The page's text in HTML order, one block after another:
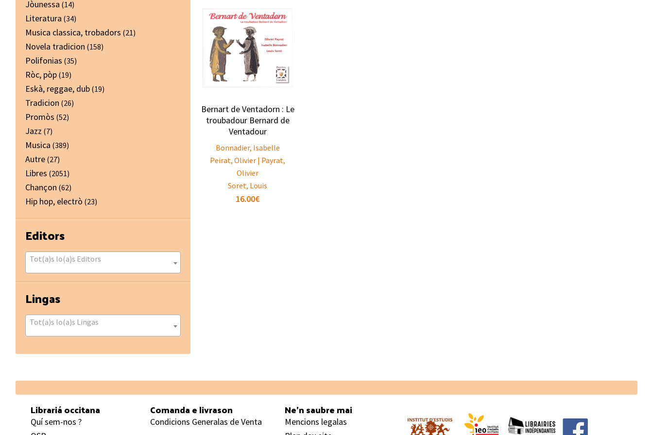
Bernart de Ventadorn : Le
troubadour Bernard de
Ventadour
Bonnadier, Isabelle
Peirat, Olivier | Payrat,
Olivier
Soret, Louis
16.00€
Jòunessa (14)
Literatura (34)
Musica classica, trobadors (21)
Novela tradicion (158)
Polifonias (35)
Ròc, pòp (19)
Eskà, reggae, dub (19)
Tradicion (26)
Promòs (52)
Jazz (7)
Musica (389)
Autre (27)
Libres (2051)
Chançon (62)
Hip hop, electrò (23)
Editors
Tot(a)s lo(a)s Editors
Lingas
Tot(a)s lo(a)s Lingas
Footer
Librariá occitana
Quí sem-nos ?
Comanda e livrason
Condicions Generalas de Venta
Ne’n saubre mai
Mencions legalas